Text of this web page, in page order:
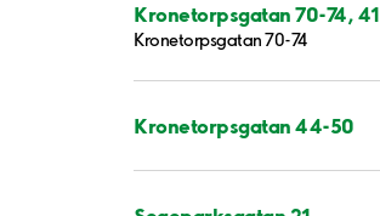
Kronetorpsgatan 70-74, 41
Kronetorpsgatan 70-74
Kronetorpsgatan 44-50